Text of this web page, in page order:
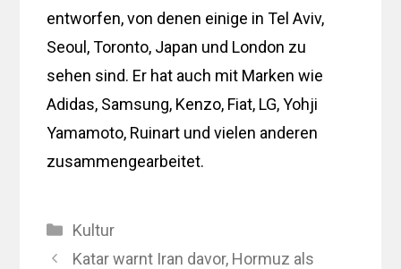
entworfen, von denen einige in Tel Aviv,
Seoul, Toronto, Japan und London zu
sehen sind. Er hat auch mit Marken wie
Adidas, Samsung, Kenzo, Fiat, LG, Yohji
Yamamoto, Ruinart und vielen anderen
zusammengearbeitet.
Kategorien
Kultur
Katar warnt Iran davor, Hormuz als